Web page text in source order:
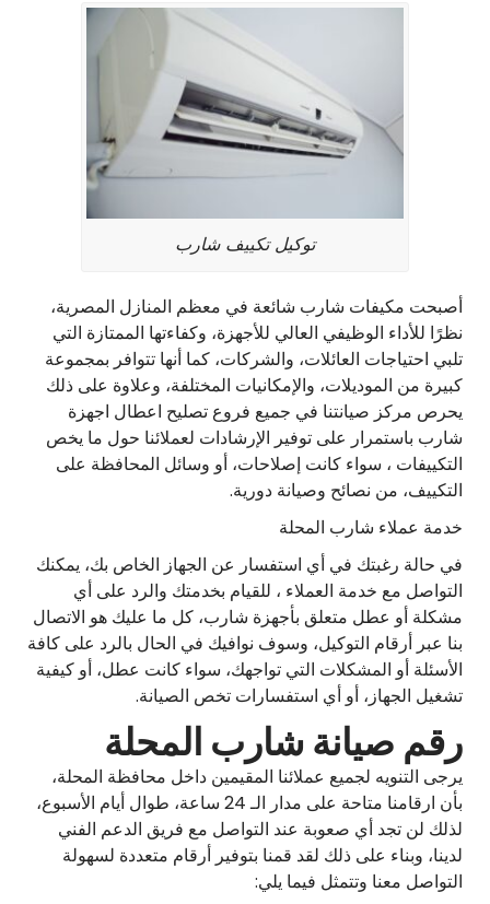
توكيل تكييف شارب
أصبحت مكيفات شارب شائعة في معظم المنازل المصرية،
نظرًا للأداء الوظيفي العالي للأجهزة، وكفاءتها الممتازة التي
تلبي احتياجات العائلات، والشركات، كما أنها تتوافر بمجموعة
كبيرة من الموديلات، والإمكانيات المختلفة، وعلاوة على ذلك
يحرص مركز صيانتنا في جميع فروع تصليح اعطال اجهزة
شارب باستمرار على توفير الإرشادات لعملائنا حول ما يخص
التكييفات ، سواء كانت إصلاحات، أو وسائل المحافظة على
التكييف، من نصائح وصيانة دورية.
خدمة عملاء شارب المحلة
في حالة رغبتك في أي استفسار عن الجهاز الخاص بك، يمكنك
التواصل مع خدمة العملاء ، للقيام بخدمتك والرد على أي
مشكلة أو عطل متعلق بأجهزة شارب، كل ما عليك هو الاتصال
بنا عبر أرقام التوكيل، وسوف نوافيك في الحال بالرد على كافة
الأسئلة أو المشكلات التي تواجهك، سواء كانت عطل، أو كيفية
تشغيل الجهاز، أو أي استفسارات تخص الصيانة.
رقم صيانة شارب المحلة
يرجى التنويه لجميع عملائنا المقيمين داخل محافظة المحلة،
بأن ارقامنا متاحة على مدار الـ 24 ساعة، طوال أيام الأسبوع،
لذلك لن تجد أي صعوبة عند التواصل مع فريق الدعم الفني
لدينا، وبناء على ذلك لقد قمنا بتوفير أرقام متعددة لسهولة
التواصل معنا وتتمثل فيما يلي: